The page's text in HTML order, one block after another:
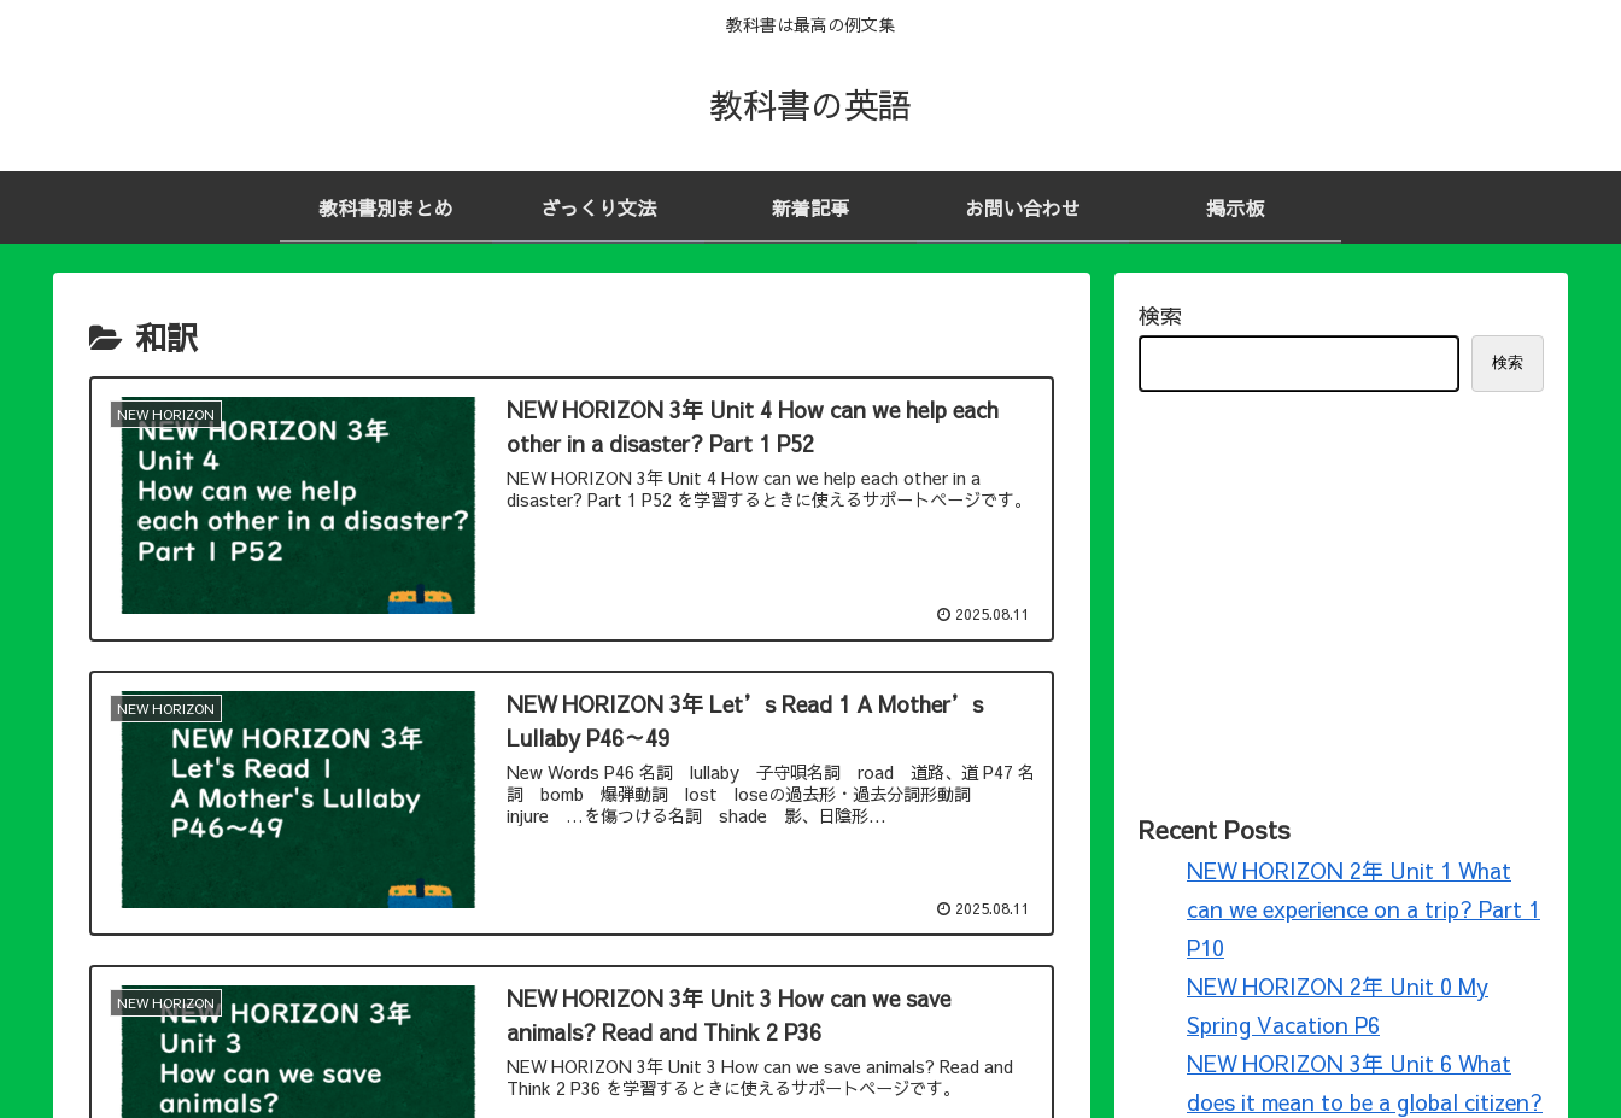
教科書は最高の例文集
教科書の英語
教科書別まとめ ざっくり文法 新着記事 お問い合わせ 掲示板
和訳
NEW HORIZON
NEW HORIZON 3年 Unit 4 How can we help each
other in a disaster? Part 1 P52
NEW HORIZON 3年 Unit 4 How can we help each other in a
disaster? Part 1 P52 を学習するときに使えるサポートページです。
2025.08.11
NEW HORIZON
NEW HORIZON 3年 Let’s Read 1 A Mother’s
Lullaby P46～49
New Words P46 名詞 lullaby 子守唄名詞 road 道路、道 P47 名
詞 bomb 爆弾動詞 lost loseの過去形・過去分詞形動詞
injure …を傷つける名詞 shade 影、日陰形...
2025.08.11
NEW HORIZON
NEW HORIZON 3年 Unit 3 How can we save
animals? Read and Think 2 P36
NEW HORIZON 3年 Unit 3 How can we save animals? Read and
Think 2 P36 を学習するときに使えるサポートページです。
検索
検索
Recent Posts
NEW HORIZON 2年 Unit 1 What
can we experience on a trip? Part 1
P10
NEW HORIZON 2年 Unit 0 My
Spring Vacation P6
NEW HORIZON 3年 Unit 6 What
does it mean to be a global citizen?